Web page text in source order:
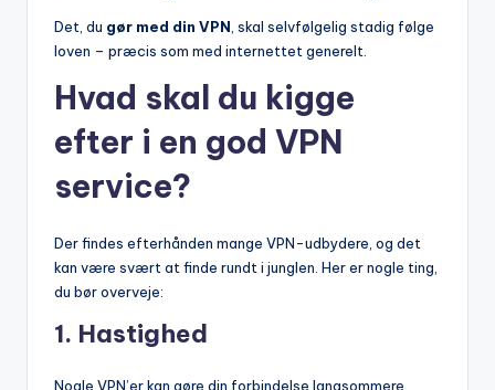
Det, du gør med din VPN, skal selvfølgelig stadig følge
loven – præcis som med internettet generelt.
Hvad skal du kigge
efter i en god VPN
service?
Der findes efterhånden mange VPN-udbydere, og det
kan være svært at finde rundt i junglen. Her er nogle ting,
du bør overveje:
1. Hastighed
Nogle VPN’er kan gøre din forbindelse langsommere.